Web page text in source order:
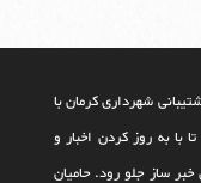
شهرداری کرمان با
از آبان ماه 1385 جزم کرده تا با به روز کردن اخبار و
خبر ساز جلو رود. حامیان